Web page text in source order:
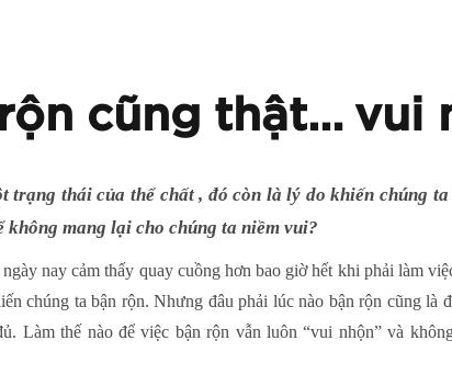
cũng thật… vui
trạng thái của thể chất , đó còn là lý do khiến chúng
không mang lại cho chúng ta niềm vui?
nay cảm thấy quay cuồng hơn bao giờ hết khi phải làm
chúng ta bận rộn. Nhưng đâu phải lúc nào bận rộn cũng
Làm thế nào để việc bận rộn vẫn luôn “vui nhộn” và